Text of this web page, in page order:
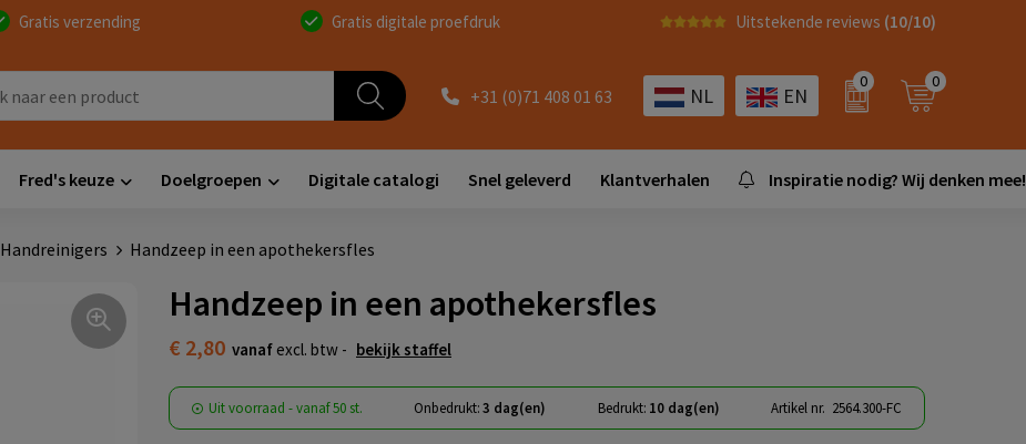
Gratis verzending Gratis digitale proefdruk Uitstekende reviews (10/10)
+31 (0)71 408 01 63 NL EN
0 0
Fred's keuze Doelgroepen Digitale catalogi Snel geleverd Klantverhalen Inspiratie nodig? Wij denken mee!
Handreinigers Handzeep in een apothekersfles
Handzeep in een apothekersfles
€ 2,80 vanaf excl. btw - bekijk staffel
Uit voorraad -vanaf50 st. Onbedrukt:3 dag(en) Bedrukt: 10 dag(en) Artikel nr. 2564.300-FC